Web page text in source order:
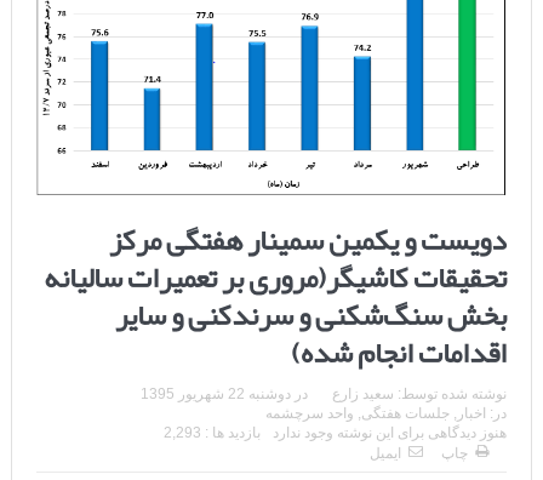
دویست و یکمین سمینار هفتگی مرکز
تحقیقات کاشیگر(مروری بر تعمیرات سالیانه
بخش سنگ‌شکنی و سرندکنی و سایر
اقدامات انجام شده)
نوشته شده توسط: سعید زارع در دوشنبه 22 شهریور 1395
در: اخبار , جلسات هفتگی, واحد سرچشمه
هنوز دیدگاهی برای این نوشته وجود ندارد
بازدید ها : 2,293
چاپ
ایمیل